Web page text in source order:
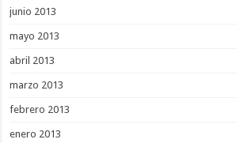
junio 2013
mayo 2013
abril 2013
marzo 2013
febrero 2013
enero 2013